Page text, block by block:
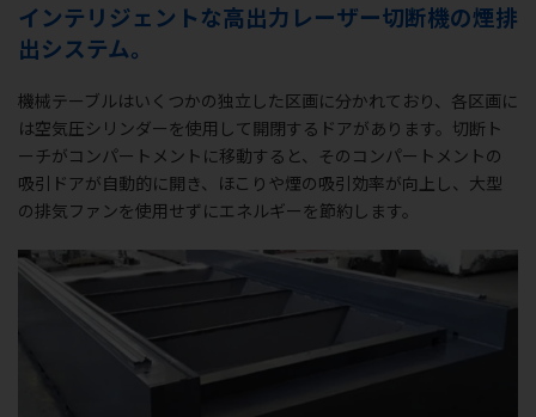
インテリジェントな高出力レーザー切断機の煙排
出システム。
機械テーブルはいくつかの独立した区画に分かれており、各区画に
は空気圧シリンダーを使用して開閉するドアがあります。切断ト
ーチがコンパートメントに移動すると、そのコンパートメントの
吸引ドアが自動的に開き、ほこりや煙の吸引効率が向上し、大型
の排気ファンを使用せずにエネルギーを節約します。